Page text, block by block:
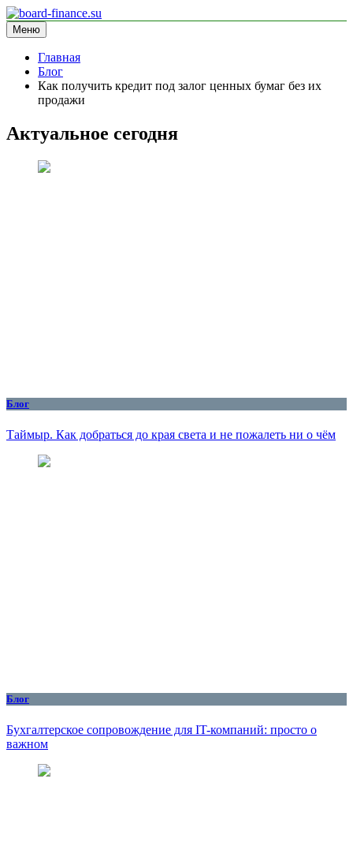
Перейти
к
содержимому
board-finance.su
блог про финансы
Меню
Главная
Блог
Как получить кредит под залог ценных бумаг без их
продажи
Актуальное сегодня
Блог
Таймыр. Как добраться до края света и не пожалеть ни о чём
Блог
Бухгалтерское сопровождение для IT-компаний: просто о
важном